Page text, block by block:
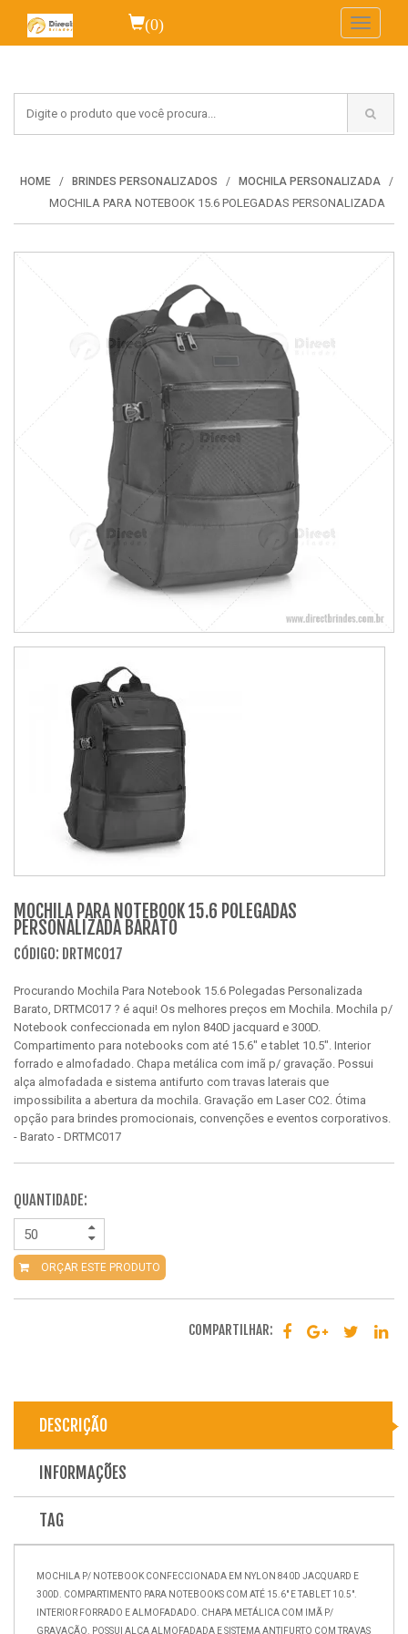
(0)
Toggle
HOME BRINDES PERSONALIZADOS MOCHILA PERSONALIZADA
MOCHILA PARA NOTEBOOK 15.6 POLEGADAS PERSONALIZADA
MOCHILA PARA NOTEBOOK 15.6 POLEGADAS
PERSONALIZADA BARATO
CÓDIGO: DRTMC017
Procurando Mochila Para Notebook 15.6 Polegadas Personalizada
Barato, DRTMC017 ? é aqui! Os melhores preços em Mochila. Mochila p/
Notebook confeccionada em nylon 840D jacquard e 300D.
Compartimento para notebooks com até 15.6" e tablet 10.5". Interior
forrado e almofadado. Chapa metálica com imã p/ gravação. Possui
alça almofadada e sistema antifurto com travas laterais que
impossibilita a abertura da mochila. Gravação em Laser CO2. Ótima
opção para brindes promocionais, convenções e eventos corporativos.
- Barato - DRTMC017
QUANTIDADE:
ORÇAR ESTE PRODUTO
COMPARTILHAR:
DESCRIÇÃO
INFORMAÇÕES
TAG
MOCHILA P/ NOTEBOOK CONFECCIONADA EM NYLON 840D JACQUARD E
300D. COMPARTIMENTO PARA NOTEBOOKS COM ATÉ 15.6" E TABLET 10.5".
INTERIOR FORRADO E ALMOFADADO. CHAPA METÁLICA COM IMÃ P/
GRAVAÇÃO. POSSUI ALÇA ALMOFADADA E SISTEMA ANTIFURTO COM TRAVAS